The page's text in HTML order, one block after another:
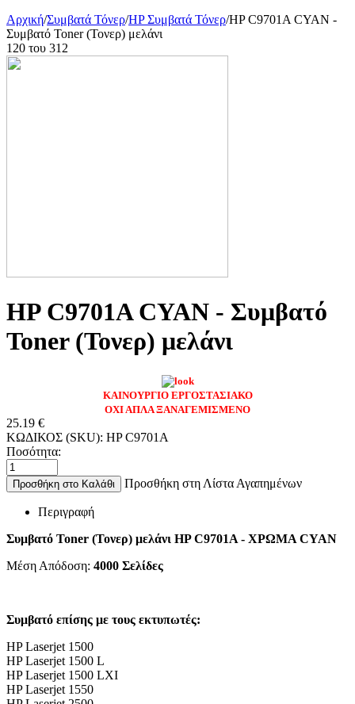
Αρχική/Συμβατά Τόνερ/HP Συμβατά Τόνερ/HP C9701A CYAN -
Συμβατό Toner (Τονερ) μελάνι
120 του 312
HP C9701A CYAN - Συμβατό
Toner (Τονερ) μελάνι
ΚΑΙΝΟΥΡΓΙΟ ΕΡΓΟΣΤΑΣΙΑΚΟ
ΟΧΙ ΑΠΛΑ ΞΑΝΑΓΕΜΙΣΜΕΝΟ
25.19 €
ΚΩΔΙΚΟΣ (SKU): HP C9701A
Ποσότητα:
Προσθήκη στο Καλάθι Προσθήκη στη Λίστα Αγαπημένων
Περιγραφή
Συμβατό Toner (Τονερ) μελάνι HP C9701A - ΧΡΩΜΑ CYAN
Μέση Απόδοση: 4000 Σελίδες
Συμβατό επίσης με τους εκτυπωτές:
HP Laserjet 1500
HP Laserjet 1500 L
HP Laserjet 1500 LXI
HP Laserjet 1550